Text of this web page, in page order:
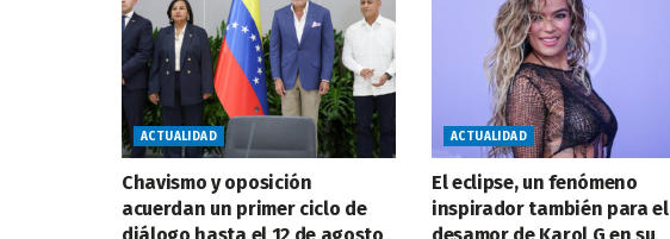
ACTUALIDAD
Chavismo y oposición
acuerdan un primer ciclo de
ACTUALIDAD
El eclipse, un fenómeno
inspirador también para el